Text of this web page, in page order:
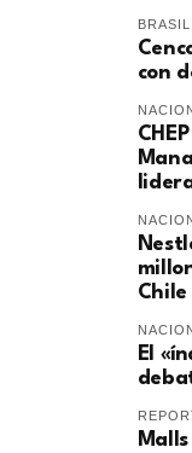
BRASIL
con
Chile
El